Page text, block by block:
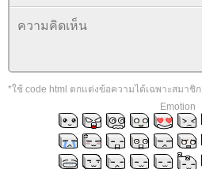
*ใช้ code html ตกแต่งข้อความได้เฉพาะสมาชิก
Emotion